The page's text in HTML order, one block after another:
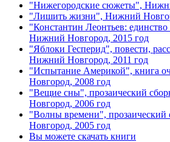
"Нижегородские сюжеты",
"Лишить жизни", Нижний
"Константин Леонтьев:
Нижний Новгород, 2015 год
"Яблоки Гесперид", повести,
Нижний Новгород, 2011 год
"Испытание Америкой", книга
Новгород, 2008 год
"Вещие сны", прозаический
Новгород, 2006 год
"Волны времени",
Новгород, 2005 год
Вы можете скачать книги